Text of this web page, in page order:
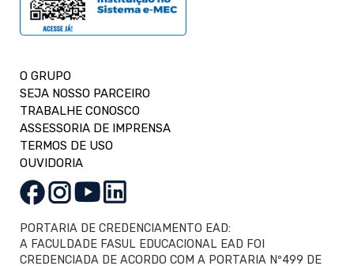
O GRUPO
SEJA NOSSO PARCEIRO
TRABALHE CONOSCO
ASSESSORIA DE IMPRENSA
TERMOS DE USO
OUVIDORIA
PORTARIA DE CREDENCIAMENTO EAD:
A FACULDADE FASUL EDUCACIONAL EAD FOI
CREDENCIADA DE ACORDO COM A PORTARIA Nº499 DE